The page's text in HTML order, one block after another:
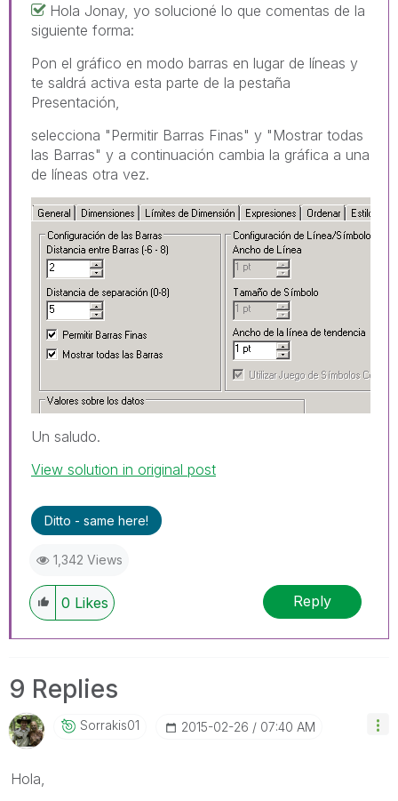
Hola Jonay, yo solucioné lo que comentas de la
siguiente forma:
Pon el gráfico en modo barras en lugar de líneas y
te saldrá activa esta parte de la pestaña
Presentación,
selecciona "Permitir Barras Finas" y "Mostrar todas
las Barras" y a continuación cambia la gráfica a una
de líneas otra vez.
Un saludo.
View solution in original post
Ditto - same here!
1,342 Views
0 Likes Reply
9 Replies
Sorrakis01 ‎2015-02-26 07:40 AM
Hola,